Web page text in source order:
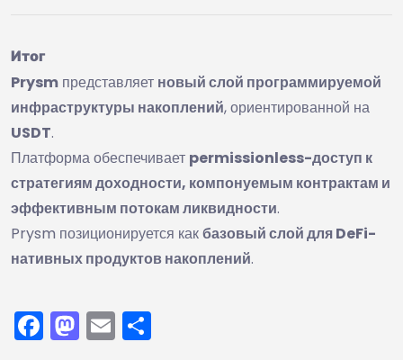
Итог
Prysm представляет новый слой программируемой
инфраструктуры накоплений, ориентированной на
USDT.
Платформа обеспечивает permissionless-доступ к
стратегиям доходности, компонуемым контрактам и
эффективным потокам ликвидности.
Prysm позиционируется какбазовый слой для DeFi-
нативных продуктов накоплений.
Facebook
Mastodon
Email